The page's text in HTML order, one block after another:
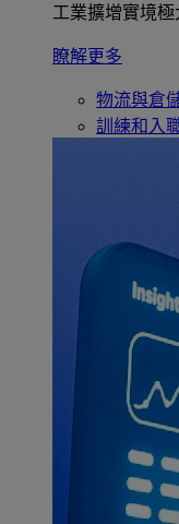
工業擴增實境極
瞭解更多
物流與倉
訓練和入